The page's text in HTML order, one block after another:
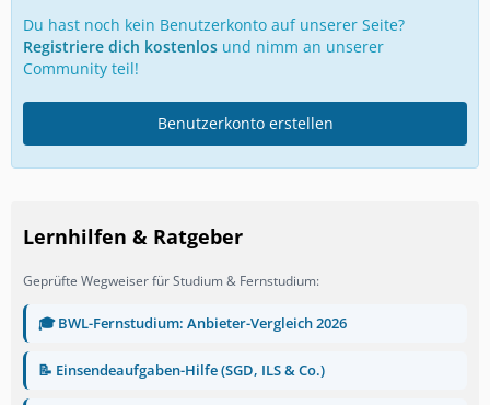
Du hast noch kein Benutzerkonto auf unserer Seite?
Registriere dich kostenlos und nimm an unserer
Community teil!
Benutzerkonto erstellen
Lernhilfen & Ratgeber
Geprüfte Wegweiser für Studium & Fernstudium:
🎓 BWL-Fernstudium: Anbieter-Vergleich 2026
📝 Einsendeaufgaben-Hilfe (SGD, ILS & Co.)